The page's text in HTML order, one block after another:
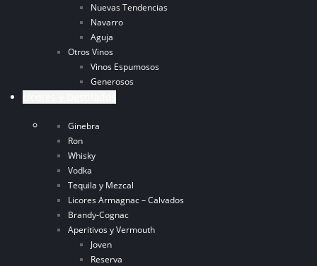
Nuevas Tendencias
Navarro
Aguja
Otros Vinos
Vinos Espumosos
Generosos
Ginebra
Ron
Whisky
Vodka
Tequila y Mezcal
Licores Armagnac – Calvados
Brandy-Cognac
Aperitivos y Vermouth
Joven
Reserva